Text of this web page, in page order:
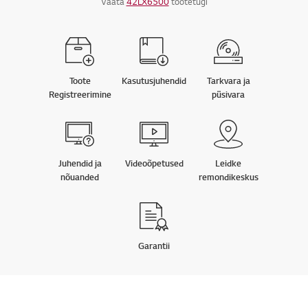
Toote
Registreerimine
Kasutusjuhendid
Tarkvara ja
püsivara
Juhendid ja
nõuanded
Videoõpetused
Leidke
remondikeskus
Garantii